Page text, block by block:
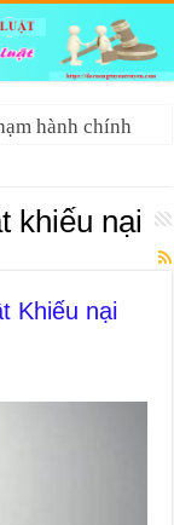
hành chính
khiếu nại
Khiếu nại